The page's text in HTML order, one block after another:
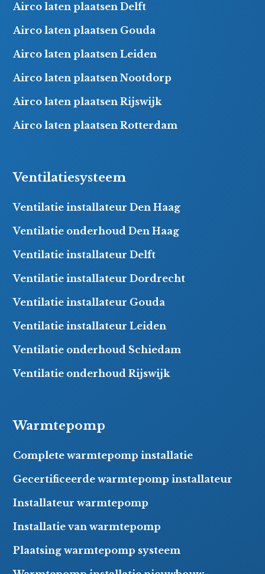
Airco laten plaatsen Delft
Airco laten plaatsen Gouda
Airco laten plaatsen Leiden
Airco laten plaatsen Nootdorp
Airco laten plaatsen Rijswijk
Airco laten plaatsen Rotterdam
Ventilatiesysteem
Ventilatie installateur Den Haag
Ventilatie onderhoud Den Haag
Ventilatie installateur Delft
Ventilatie installateur Dordrecht
Ventilatie installateur Gouda
Ventilatie installateur Leiden
Ventilatie onderhoud Schiedam
Ventilatie onderhoud Rijswijk
Warmtepomp
Complete warmtepomp installatie
Gecertificeerde warmtepomp installateur
Installateur warmtepomp
Installatie van warmtepomp
Plaatsing warmtepomp systeem